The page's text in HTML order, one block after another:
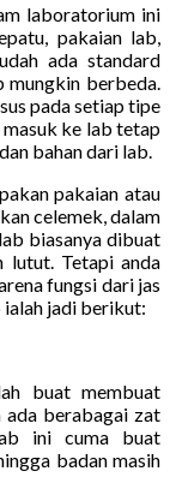
laboratorium ini
pakaian lab,
ada standard
mungkin berbeda.
pada setiap tipe
ke lab tetap
bahan dari lab.
pakaian atau
celemek, dalam
biasanya dibuat
lutut. Tetapi anda
fungsi dari jas
ialah jadi berikut:
buat membuat
ada berabagai zat
ini cuma buat
badan masih